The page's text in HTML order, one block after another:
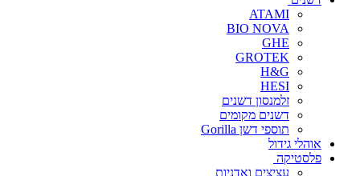
ATAMI
BIO NOVA
GHE
GROTEK
H&G
HESI
זלמנסון דשנים
דשנים מקומים
תוספי דשן Gorilla
אוהלי גידול
פלסטיקה
עציצים ואדניות